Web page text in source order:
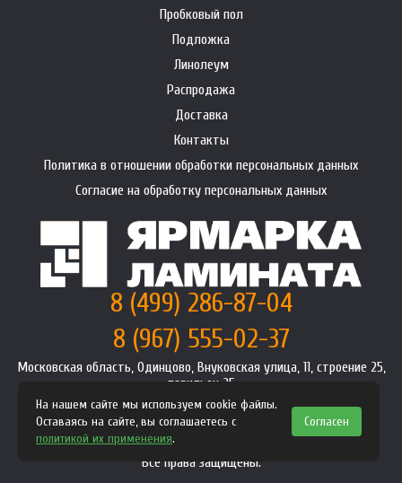
Пробковый пол
Подложка
Линолеум
Распродажа
Доставка
Контакты
Политика в отношении обработки персональных данных
Согласие на обработку персональных данных
8 (499) 286-87-04
8 (967) 555-02-37
Московская область, Одинцово, Внуковская улица, 11, строение 25,
павильон 25
info@premium-laminat.ru
Интернет магазинpremium-laminat.ru
2008-2026
Политика конфиденциальности
Все права защищены.
На нашем сайте мы используем cookie файлы.
Оставаясь на сайте, вы соглашаетесь с
политикой их применения.
Согласен